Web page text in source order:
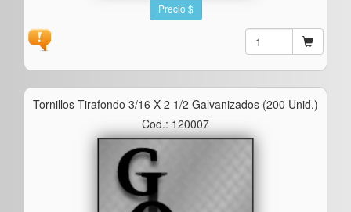
Precio $
Tornillos Tirafondo 3/16 X 2 1/2 Galvanizados (200 Unid.)
Cod.: 120007